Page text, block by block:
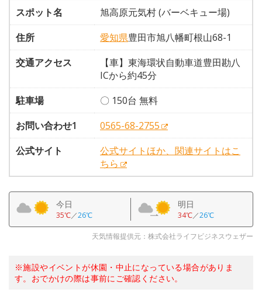
スポット名
旭高原元気村 (バーベキュー場)
住所
愛知県豊田市旭八幡町根山68-1
交通アクセス
【車】東海環状自動車道豊田勘八
ICから約45分
駐車場
〇 150台 無料
お問い合わせ1
0565-68-2755
公式サイト
公式サイトほか、関連サイトはこ
ちら
今日
35℃／26℃
明日
34℃／26℃
天気情報提供元：株式会社ライフビジネスウェザー
※施設やイベントが休園・中止になっている場合がありま
す。おでかけの際は事前にご確認ください。